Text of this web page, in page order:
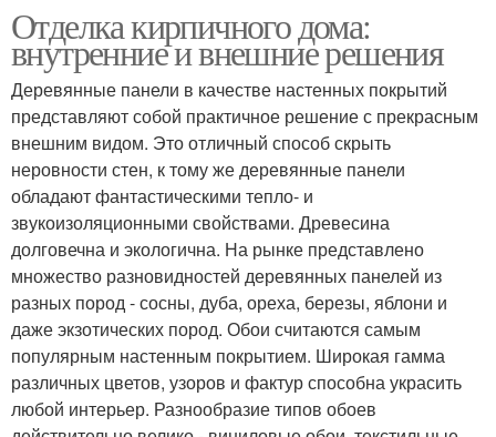
Отделка кирпичного дома:
внутренние и внешние решения
Деревянные панели в качестве настенных покрытий
представляют собой практичное решение с прекрасным
внешним видом. Это отличный способ скрыть
неровности стен, к тому же деревянные панели
обладают фантастическими тепло- и
звукоизоляционными свойствами. Древесина
долговечна и экологична. На рынке представлено
множество разновидностей деревянных панелей из
разных пород - сосны, дуба, ореха, березы, яблони и
даже экзотических пород. Обои считаются самым
популярным настенным покрытием. Широкая гамма
различных цветов, узоров и фактур способна украсить
любой интерьер. Разнообразие типов обоев